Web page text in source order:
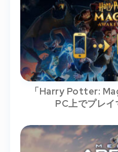
「Harry Potter:
PC上でプレイ